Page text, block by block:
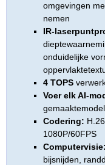
omgevingen
nemen
IR-
onduidelijke
4 TOPS
Voer elk AI-
Codering:
1080P/60FPS
Computervisie:
bijsnijden,